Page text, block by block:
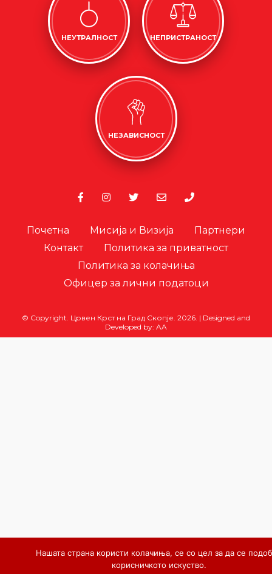
НЕУТРАЛНОСТ НЕПРИСТРАНОСТ
НЕЗАВИСНОСТ
Почетна Мисија и Визија
Партнери
Контакт
Политика за приватност
Политика за колачиња
Офицер за лични податоци
© Copyright. Црвен Крст на Град Скопје. 2026. | Designed and
Developed by: AA
Нашата страна користи колачиња, се со цел за да се
корисничкото искуство.